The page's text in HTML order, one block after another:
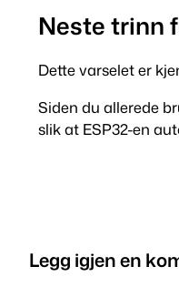
Neste trinn
Dette varselet er
Siden du allerede
slik at ESP32-en
Legg igjen en